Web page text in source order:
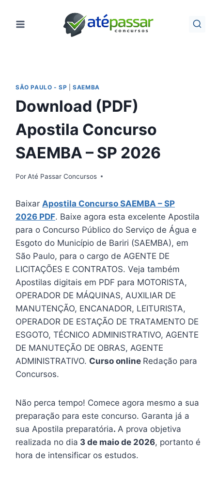
para
SÃO PAULO - SP |SAEMBA
Download (PDF)
Apostila Concurso
SAEMBA – SP 2026
PorAté Passar Concursos
Baixar Apostila Concurso SAEMBA – SP
2026 PDF. Baixe agora esta excelente Apostila
para o Concurso Público do Serviço de Água e
Esgoto do Município de Bariri (SAEMBA), em
São Paulo, para o cargo de AGENTE DE
LICITAÇÕES E CONTRATOS. Veja também
Apostilas digitais em PDF para MOTORISTA,
OPERADOR DE MÁQUINAS, AUXILIAR DE
MANUTENÇÃO, ENCANADOR, LEITURISTA,
OPERADOR DE ESTAÇÃO DE TRATAMENTO DE
ESGOTO, TÉCNICO ADMINISTRATIVO, AGENTE
DE MANUTEÇÃO DE OBRAS, AGENTE
ADMINISTRATIVO. Curso online Redação para
Concursos.
Não perca tempo! Comece agora mesmo a sua
preparação para este concurso. Garanta já a
sua Apostila preparatória. A prova objetiva
realizada no dia 3 de maio de 2026, portanto é
hora de intensificar os estudos.